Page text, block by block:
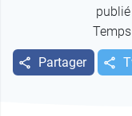
Partager